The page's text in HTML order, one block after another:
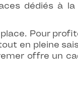
dédiés à la
Pour
en pleine
offre un